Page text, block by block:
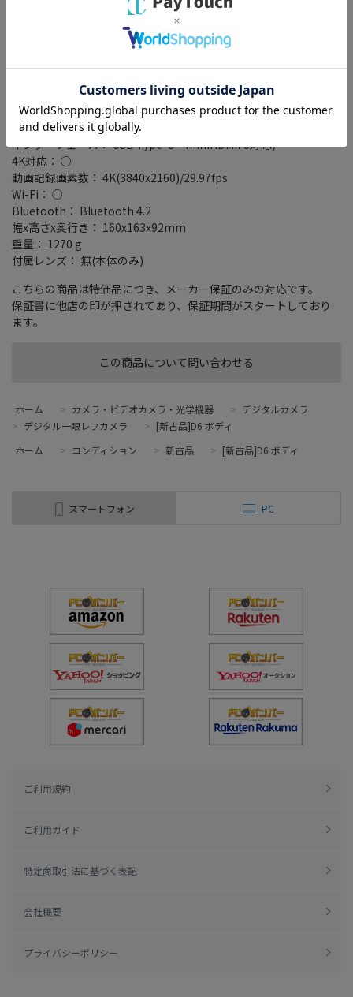
この商品について問い合わせる
連写撮影： 高速連続撮影 約10～14コマ/秒
専用電池型番： EN-EL18c
撮影枚数： ファインダー使用時 3580枚
ス/ライブビュー/GPS/RAW+JPEG同時記録/バル
ブ/RAW(12bit/14bit)
セルフタイマー： 20/10/5/2秒
インターフェース： USB Type-C・miniHDMIF8対応)
4K対応： ○
動画記録画素数： 4K(3840x2160)/29.97fps
Wi-Fi： ○
Bluetooth： Bluetooth 4.2
幅x高さx奥行き： 160x163x92mm
重量： 1270 g
付属レンズ： 無(本体のみ)
こちらの商品は特価品につき、メーカー保証のみの対応です。
保証書に他店の印が押されてあり、保証期間がスタートしており
ます。
ホーム > カメラ・ビデオカメラ・光学機器 > デジタルカメラ
> デジタル一眼レフカメラ > [新古品]D6 ボディ
ホーム
> コンディション > 新古品 > [新古品]D6 ボディ
スマートフォン PC
ご利用規約
ご利用ガイド
特定商取引法に基づく表記
会社概要
プライバシーポリシー